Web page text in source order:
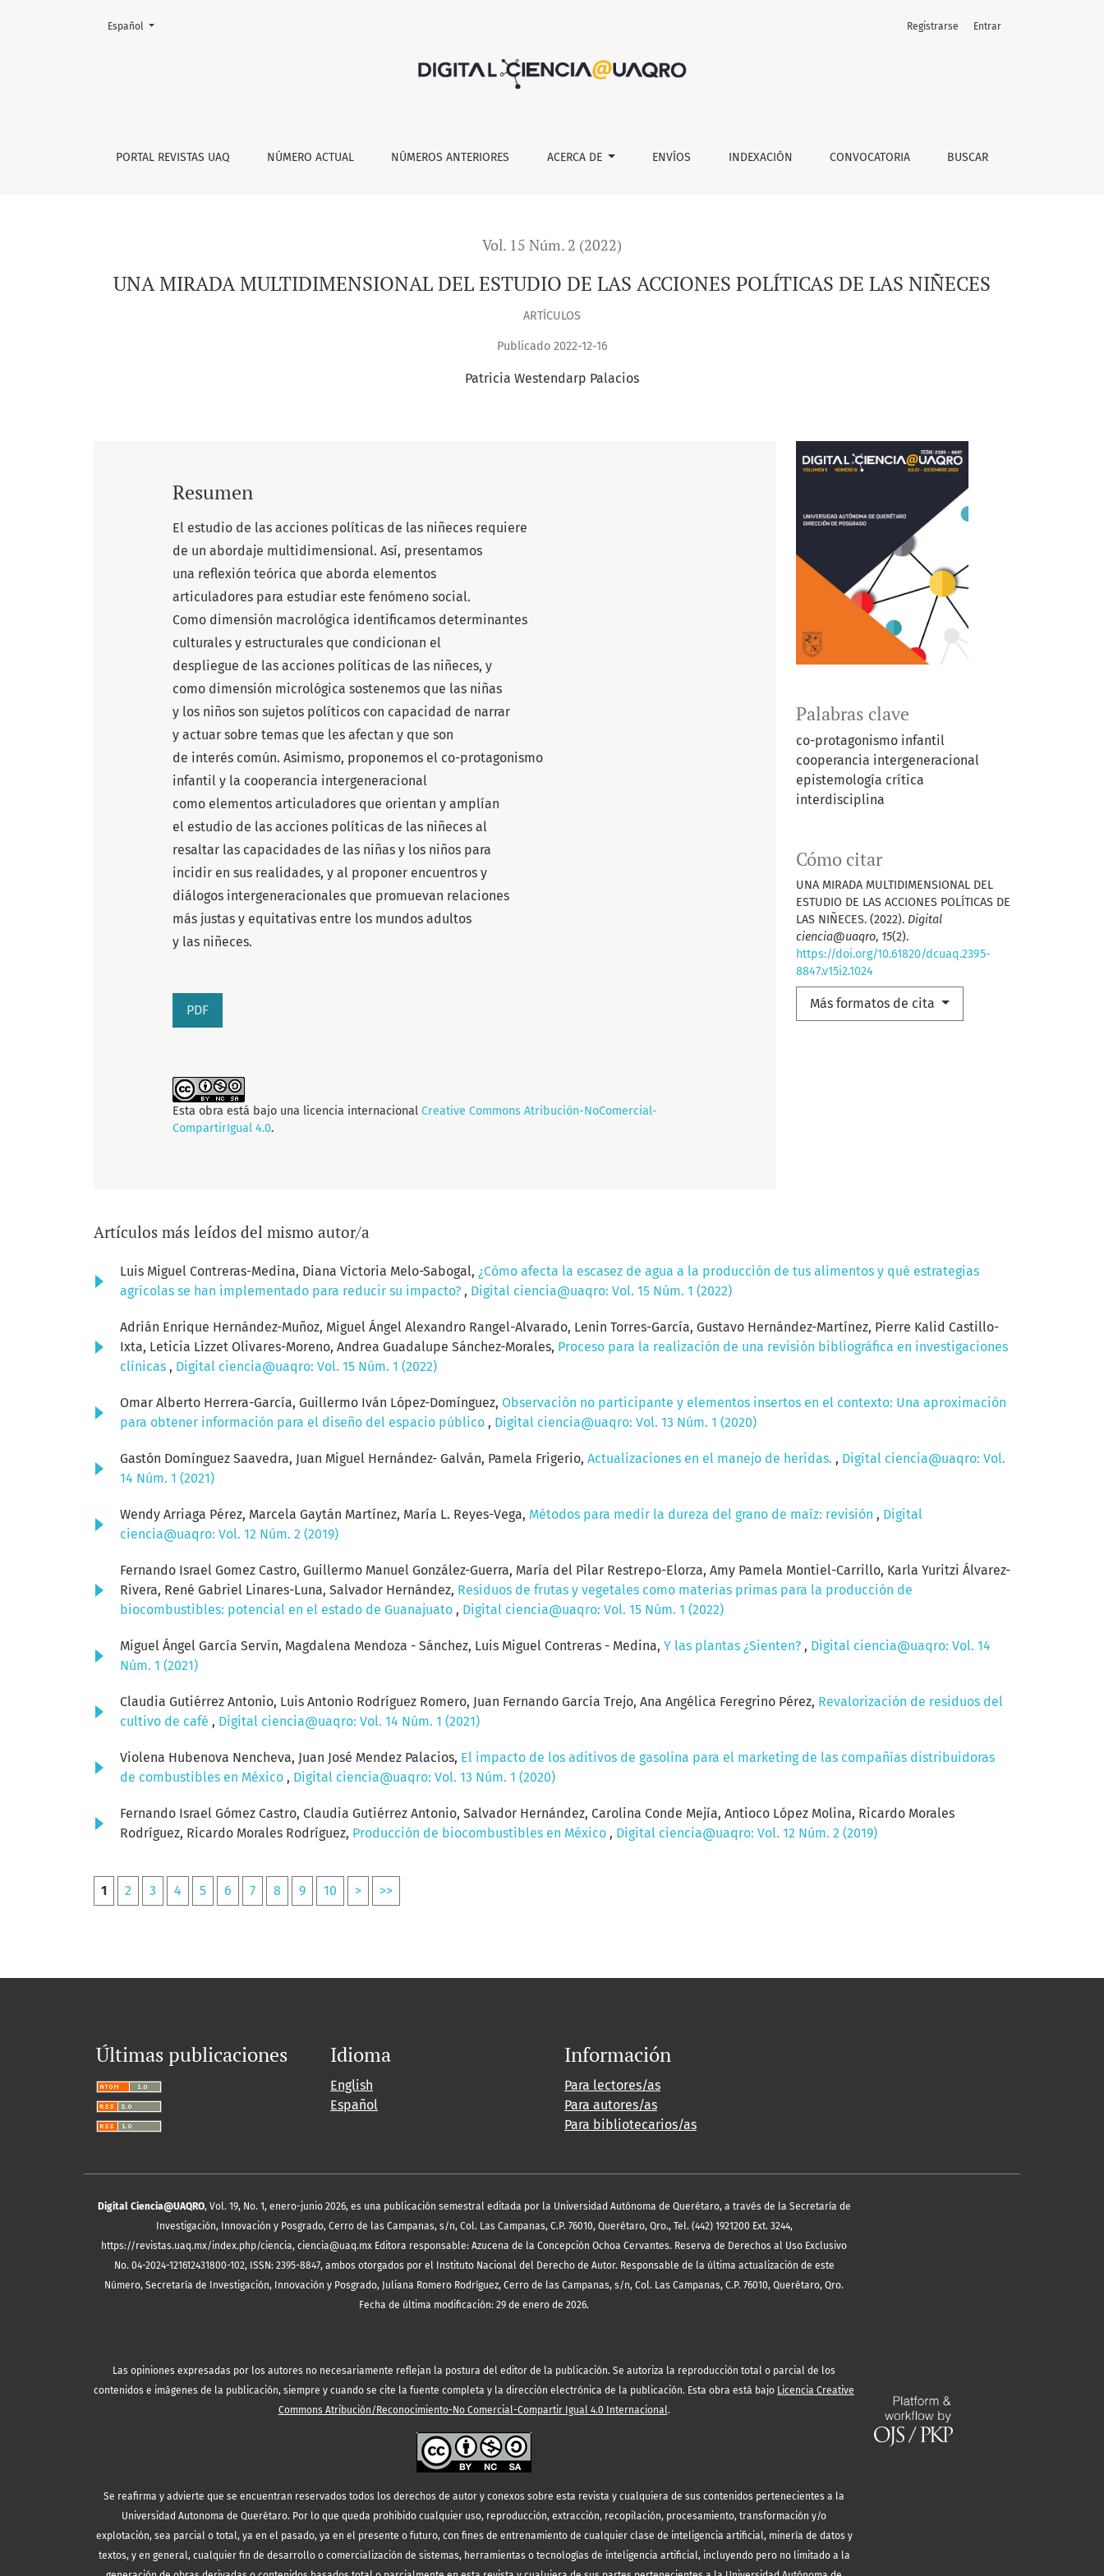
UNA MIRADA MULTIDIMENSIONAL DEL ESTUDIO DE LAS ACCIONES POLÍTICAS DE LAS NIÑECES
PORTAL REVISTAS UAQ NÚMERO ACTUAL NÚMEROS ANTERIORES ACERCA DE ENVÍOS INDEXACIÓN CONVOCATORIA BUSCAR
Registrarse Entrar
Cambiar el idioma. El actual es:
Español
Vol. 15 Núm. 2 (2022)
UNA MIRADA MULTIDIMENSIONAL DEL ESTUDIO DE LAS ACCIONES POLÍTICAS DE LAS NIÑECES
ARTÍCULOS
Publicado 2022-12-16
Patricia Westendarp Palacios
Palabras clave
co-protagonismo infantil
cooperancia intergeneracional
epistemología crítica
interdisciplina
Cómo citar
UNA MIRADA MULTIDIMENSIONAL DEL
ESTUDIO DE LAS ACCIONES POLÍTICAS DE
LAS NIÑECES. (2022). Digital
ciencia@uaqro, 15(2).
https://doi.org/10.61820/dcuaq.2395-
8847.v15i2.1024
Más formatos de cita
Resumen
El estudio de las acciones políticas de las niñeces requiere
de un abordaje multidimensional. Así, presentamos
una reflexión teórica que aborda elementos
articuladores para estudiar este fenómeno social.
Como dimensión macrológica identificamos determinantes
culturales y estructurales que condicionan el
despliegue de las acciones políticas de las niñeces, y
como dimensión micrológica sostenemos que las niñas
y los niños son sujetos políticos con capacidad de narrar
y actuar sobre temas que les afectan y que son
de interés común. Asimismo, proponemos el co-protagonismo
infantil y la cooperancia intergeneracional
como elementos articuladores que orientan y amplían
el estudio de las acciones políticas de las niñeces al
resaltar las capacidades de las niñas y los niños para
incidir en sus realidades, y al proponer encuentros y
diálogos intergeneracionales que promuevan relaciones
más justas y equitativas entre los mundos adultos
y las niñeces.
PDF
Esta obra está bajo una licencia internacional Creative Commons Atribución-NoComercial-
CompartirIgual 4.0.
Artículos más leídos del mismo autor/a
Luis Miguel Contreras-Medina, Diana Victoria Melo-Sabogal, ¿Cómo afecta la escasez de agua a la producción de tus alimentos y qué estrategias
agrícolas se han implementado para reducir su impacto? , Digital ciencia@uaqro: Vol. 15 Núm. 1 (2022)
Adrián Enrique Hernández-Muñoz, Miguel Ángel Alexandro Rangel-Alvarado, Lenin Torres-García, Gustavo Hernández-Martínez, Pierre Kalid Castillo-
Ixta, Leticia Lizzet Olivares-Moreno, Andrea Guadalupe Sánchez-Morales, Proceso para la realización de una revisión bibliográfica en investigaciones
clínicas , Digital ciencia@uaqro: Vol. 15 Núm. 1 (2022)
Omar Alberto Herrera-García, Guillermo Iván López-Domínguez, Observación no participante y elementos insertos en el contexto: Una aproximación
para obtener información para el diseño del espacio público , Digital ciencia@uaqro: Vol. 13 Núm. 1 (2020)
Gastón Domínguez Saavedra, Juan Miguel Hernández- Galván, Pamela Frigerio, Actualizaciones en el manejo de heridas. , Digital ciencia@uaqro: Vol.
14 Núm. 1 (2021)
Wendy Arriaga Pérez, Marcela Gaytán Martínez, María L. Reyes-Vega, Métodos para medir la dureza del grano de maíz: revisión , Digital
ciencia@uaqro: Vol. 12 Núm. 2 (2019)
Fernando Israel Gomez Castro, Guillermo Manuel González-Guerra, María del Pilar Restrepo-Elorza, Amy Pamela Montiel-Carrillo, Karla Yuritzi Álvarez-
Rivera, René Gabriel Linares-Luna, Salvador Hernández, Residuos de frutas y vegetales como materias primas para la producción de
biocombustibles: potencial en el estado de Guanajuato , Digital ciencia@uaqro: Vol. 15 Núm. 1 (2022)
Miguel Ángel García Servín, Magdalena Mendoza - Sánchez, Luis Miguel Contreras - Medina, Y las plantas ¿Sienten? , Digital ciencia@uaqro: Vol. 14
Núm. 1 (2021)
Claudia Gutiérrez Antonio, Luis Antonio Rodríguez Romero, Juan Fernando García Trejo, Ana Angélica Feregrino Pérez, Revalorización de residuos del
cultivo de café , Digital ciencia@uaqro: Vol. 14 Núm. 1 (2021)
Violena Hubenova Nencheva, Juan José Mendez Palacios, El impacto de los aditivos de gasolina para el marketing de las compañías distribuidoras
de combustibles en México , Digital ciencia@uaqro: Vol. 13 Núm. 1 (2020)
Fernando Israel Gómez Castro, Claudia Gutiérrez Antonio, Salvador Hernández, Carolina Conde Mejía, Antioco López Molina, Ricardo Morales
Rodríguez, Ricardo Morales Rodríguez, Producción de biocombustibles en México , Digital ciencia@uaqro: Vol. 12 Núm. 2 (2019)
1 2 3 4 5 6 7 8 9 10 > >>
Últimas publicaciones Idioma
English
Español
Información
Para lectores/as
Para autores/as
Para bibliotecarios/as
Digital Ciencia@UAQRO, Vol. 19, No. 1, enero-junio 2026, es una publicación semestral editada por la Universidad Autónoma de Querétaro, a través de la Secretaría de
Investigación, Innovación y Posgrado, Cerro de las Campanas, s/n, Col. Las Campanas, C.P. 76010, Querétaro, Qro., Tel. (442) 1921200 Ext. 3244,
https://revistas.uaq.mx/index.php/ciencia, ciencia@uaq.mx Editora responsable: Azucena de la Concepción Ochoa Cervantes. Reserva de Derechos al Uso Exclusivo
No. 04-2024-121612431800-102, ISSN: 2395-8847, ambos otorgados por el Instituto Nacional del Derecho de Autor. Responsable de la última actualización de este
Número, Secretaría de Investigación, Innovación y Posgrado, Juliana Romero Rodríguez, Cerro de las Campanas, s/n, Col. Las Campanas, C.P. 76010, Querétaro, Qro.
Fecha de última modificación: 29 de enero de 2026.
Las opiniones expresadas por los autores no necesariamente reflejan la postura del editor de la publicación. Se autoriza la reproducción total o parcial de los
contenidos e imágenes de la publicación, siempre y cuando se cite la fuente completa y la dirección electrónica de la publicación. Esta obra está bajo Licencia Creative
Commons Atribución/Reconocimiento-No Comercial-Compartir Igual 4.0 Internacional.
Se reafirma y advierte que se encuentran reservados todos los derechos de autor y conexos sobre esta revista y cualquiera de sus contenidos pertenecientes a la
Universidad Autonoma de Querétaro. Por lo que queda prohibido cualquier uso, reproducción, extracción, recopilación, procesamiento, transformación y/o
explotación, sea parcial o total, ya en el pasado, ya en el presente o futuro, con fines de entrenamiento de cualquier clase de inteligencia artificial, minería de datos y
textos, y en general, cualquier fin de desarrollo o comercialización de sistemas, herramientas o tecnologías de inteligencia artificial, incluyendo pero no limitado a la